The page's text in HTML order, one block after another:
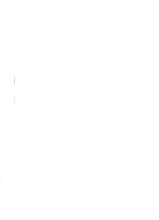
Dashcam BlackVue Elite 8-
From
Sale Price